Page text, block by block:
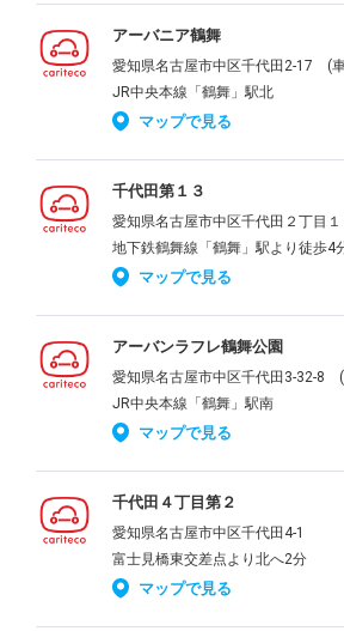
アーバニア鶴舞
愛知県名古屋市中区千代田2-17 (
JR中央本線「鶴舞」駅北
マップで見る
千代田第１３
愛知県名古屋市中区千代田２丁目１
地下鉄鶴舞線「鶴舞」駅より徒歩4
マップで見る
アーバンラフレ鶴舞公園
愛知県名古屋市中区千代田3-32-8
JR中央本線「鶴舞」駅南
マップで見る
千代田４丁目第２
愛知県名古屋市中区千代田4-1
富士見橋東交差点より北へ2分
マップで見る